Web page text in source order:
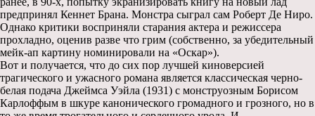
предпринял Кеннет Брана. Монстра сыграл сам Роберт Де Ниро.
Однако критики восприняли старания актера и режиссера
прохладно, оценив разве что грим (собственно, за убедительный
мейк-ап картину номинировали на «Оскар»).
Вот и получается, что до сих пор лучшей киноверсией
трагического и ужасного романа является классическая черно-
белая подача Джеймса Уэйла (1931) с монструозным Борисом
Карлоффым в шкуре канонического громадного и грозного, но в